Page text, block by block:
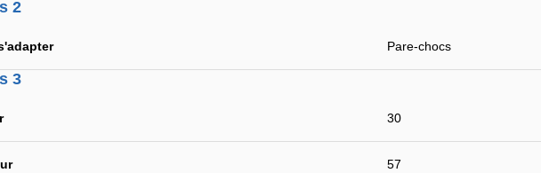
2
Pare-chocs
3
30
57